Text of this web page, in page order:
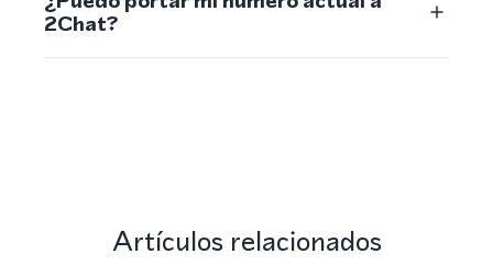
2Chat?
Artículos relacionados